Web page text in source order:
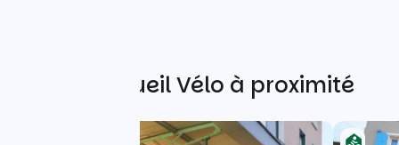
Autres Accueil Vélo à proximité